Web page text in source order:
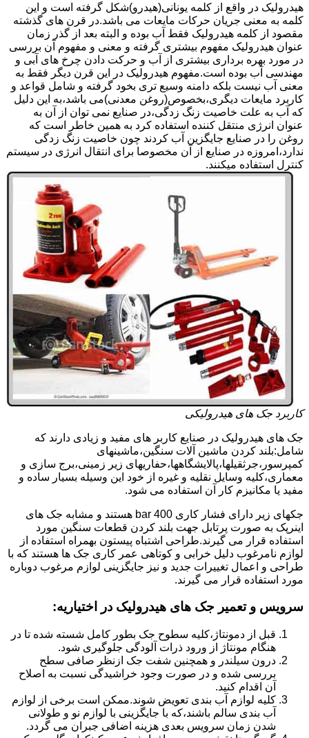
هیدرولیک در واقع از کلمه یونانی(هیدرو)شکل گرفته است و این
کلمه به معنی جریان حرکات مایعات می باشد.در قرن های گذشته
مقصود از کلمه هیدرولیک فقط آب بوده و البته بعد از گذر زمان
عنوان هیدرولیک مفهوم بیشتری گرفته و معنی و مفهوم آن بررسی
در مورد بهره برداری بیشتری از آب و حرکت دادن چرخ های آبی و
مهندسی آب بوده است.مفهوم هیدرولیک در این قرن دیگر فقط به
معنی آب نیست بلکه دامنه وسیع تری بخود گرفته و شامل قواعد و
کاربرد مایعات دیگری،بخصوص(روغن معدنی)می باشد،به این دلیل
که آب به علت خاصیت زنگ زدگی،در صنایع نمی توان از آن به
عنوان انرژی منتقل کننده استفاده کرد به همین خاطر است که
روغن را در صنایع جایگزین آب کردند چون خاصیت زنگ زدگی
ندارد،امروزه در صنایع از آن مخصوصا برای انتقال انرژی در سیستم
کنترل استفاده میکنند.
کاربرد جک های هیدرولیکی
جک های هیدرولیک در صنایع کاربر های مفید و زیادی دارند که
شامل:بلند کردن ماشین آلات سنگین،ماشینهای
کمپرسور،جرثقیلها،پالایشگاهها،حفاریهای زیر زمینی،برج سازی و
معماری،کلیه وسایل نقلیه و غیره از خود این وسیله بسیار ساده و
مفید یا مکانیزم کار آن استفاده می شود.
جکهای زیر دارای فشار کاری 400 bar هستند و مشابه جک های
اینرپک به صورت پرتابل جهت بلند کردن قطعات سنگین مورد
استفاده قرار می گیرند.طراحی اشتباه پیستون بهمراه استفاده از
لوازم نامرغوب دلیل خرابی و کوتاهی عمر کاری جک ها هستند که با
طراحی و اعمال تغییرات جدید و نیز جایگزینی لوازم مرغوب دوباره
مورد استفاده قرار می گیرند.
سرویس و تعمیر جک های هیدرولیک در اختیاریه:
قبل از دمونتاژ،کلیه سطوح جک بطور کامل شسته شده تا در
هنگام مونتاژ از ورود ذرات آلودگی جلوگیری شود.
درون سیلندر و همچنین شفت جک ازنظر صافی سطح
بررسی شده و در صورت وجود خراشیدگی نسبت به اصلاح
آن اقدام کنید.
کلیه لوازم آب بندی تعویض شوند.ممکن است برخی از لوازم
آب بندی سالم باشند،که با جایگزینی با لوازم نو و طولانی
شدن زمان سرویس بعدی هزینه اضافی جبران می گردد.